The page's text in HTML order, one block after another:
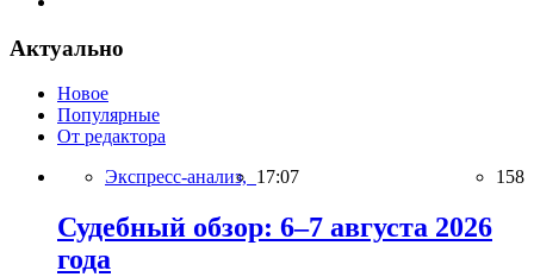
Актуально
Новое
Популярные
От редактора
Экспресс-анализ, 17:07 158
Судебный обзор: 6–7 августа 2026
года